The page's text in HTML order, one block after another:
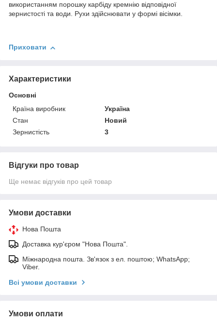
використанням порошку карбіду кремнію відповідної
зернистості та води. Рухи здійснювати у формі вісімки.
Приховати
Характеристики
Основні
Країна виробник
Україна
Стан
Новий
Зернистість
3
Відгуки про товар
Ще немає відгуків про цей товар
Умови доставки
Нова Пошта
Доставка кур'єром "Нова Пошта".
Міжнародна пошта. Зв'язок з ел. поштою; WhatsApp;
Viber.
Всі умови доставки
Умови оплати